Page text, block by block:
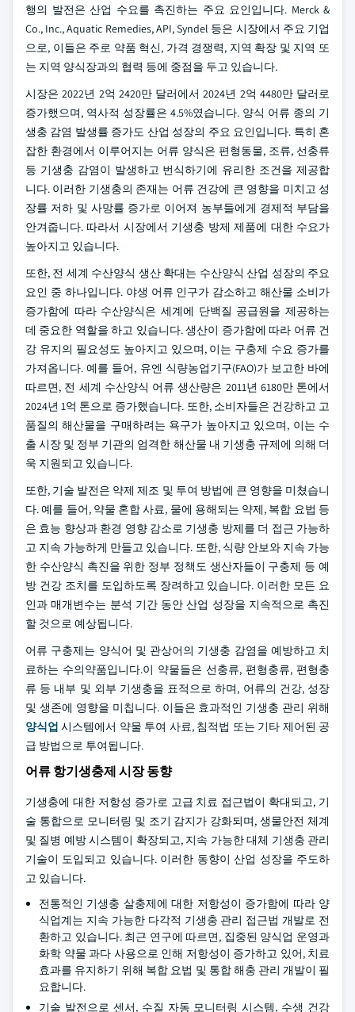
행의 발전은 산업 수요를 촉진하는 주요 요인입니다. Merck &
Co., Inc., Aquatic Remedies, API, Syndel 등은 시장에서 주요 기업
으로, 이들은 주로 약품 혁신, 가격 경쟁력, 지역 확장 및 지역 또
는 지역 양식장과의 협력 등에 중점을 두고 있습니다.
시장은 2022년 2억 2420만 달러에서 2024년 2억 4480만 달러로
증가했으며, 역사적 성장률은 4.5%였습니다. 양식 어류 종의 기
생충 감염 발생률 증가도 산업 성장의 주요 요인입니다. 특히 혼
잡한 환경에서 이루어지는 어류 양식은 편형동물, 조류, 선충류
등 기생충 감염이 발생하고 번식하기에 유리한 조건을 제공합
니다. 이러한 기생충의 존재는 어류 건강에 큰 영향을 미치고 성
장률 저하 및 사망률 증가로 이어져 농부들에게 경제적 부담을
안겨줍니다. 따라서 시장에서 기생충 방제 제품에 대한 수요가
높아지고 있습니다.
또한, 전 세계 수산양식 생산 확대는 수산양식 산업 성장의 주요
요인 중 하나입니다. 야생 어류 인구가 감소하고 해산물 소비가
증가함에 따라 수산양식은 세계에 단백질 공급원을 제공하는
데 중요한 역할을 하고 있습니다. 생산이 증가함에 따라 어류 건
강 유지의 필요성도 높아지고 있으며, 이는 구충제 수요 증가를
가져옵니다. 예를 들어, 유엔 식량농업기구(FAO)가 보고한 바에
따르면, 전 세계 수산양식 어류 생산량은 2011년 6180만 톤에서
2024년 1억 톤으로 증가했습니다. 또한, 소비자들은 건강하고 고
품질의 해산물을 구매하려는 욕구가 높아지고 있으며, 이는 수
출 시장 및 정부 기관의 엄격한 해산물 내 기생충 규제에 의해 더
욱 지원되고 있습니다.
또한, 기술 발전은 약제 제조 및 투여 방법에 큰 영향을 미쳤습니
다. 예를 들어, 약물 혼합 사료, 물에 용해되는 약제, 복합 요법 등
은 효능 향상과 환경 영향 감소로 기생충 방제를 더 접근 가능하
고 지속 가능하게 만들고 있습니다. 또한, 식량 안보와 지속 가능
한 수산양식 촉진을 위한 정부 정책도 생산자들이 구충제 등 예
방 건강 조치를 도입하도록 장려하고 있습니다. 이러한 모든 요
인과 매개변수는 분석 기간 동안 산업 성장을 지속적으로 촉진
할 것으로 예상됩니다.
어류 구충제는 양식어 및 관상어의 기생충 감염을 예방하고 치
료하는 수의약품입니다.이 약물들은 선충류, 편형충류, 편형충
류 등 내부 및 외부 기생충을 표적으로 하며, 어류의 건강, 성장
및 생존에 영향을 미칩니다. 이들은 효과적인 기생충 관리 위해
양식업 시스템에서 약물 투여 사료, 침적법 또는 기타 제어된 공
급 방법으로 투여됩니다.
어류 항기생충제 시장 동향
기생충에 대한 저항성 증가로 고급 치료 접근법이 확대되고, 기
술 통합으로 모니터링 및 조기 감지가 강화되며, 생물안전 체계
및 질병 예방 시스템이 확장되고, 지속 가능한 대체 기생충 관리
기술이 도입되고 있습니다. 이러한 동향이 산업 성장을 주도하
고 있습니다.
전통적인 기생충 살충제에 대한 저항성이 증가함에 따라 양
식업계는 지속 가능한 다각적 기생충 관리 접근법 개발로 전
환하고 있습니다. 최근 연구에 따르면, 집중된 양식업 운영과
화학 약물 과다 사용으로 인해 저항성이 증가하고 있어, 치료
효과를 유지하기 위해 복합 요법 및 통합 해충 관리 개발이 필
요합니다.
기술 발전으로 센서, 수질 자동 모니터링 시스템, 수생 건강